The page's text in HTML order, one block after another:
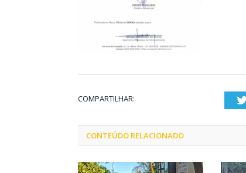
COMPARTILHAR:
CONTEÚDO RELACIONADO